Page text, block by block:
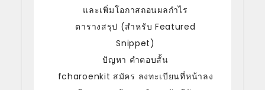
และเพิ่มโอกาสถอนผลกำไร
ตารางสรุป (สำหรับ Featured
Snippet)
ปัญหา คำตอบสั้น
fcharoenkit สมัคร ลงทะเบียนที่หน้าลง